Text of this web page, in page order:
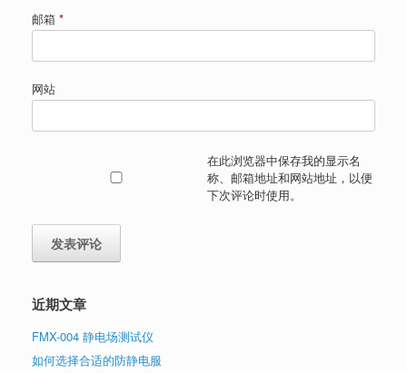
邮箱 *
网站
在此浏览器中保存我的显示名
称、邮箱地址和网站地址，以便
下次评论时使用。
近期文章
FMX-004 静电场测试仪
如何选择合适的防静电服